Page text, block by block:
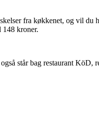
fra køkkenet, og vil
148 kroner.
også står bag restaurant KöD,